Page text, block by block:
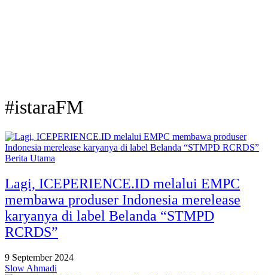
#istaraFM
Berita Utama
Lagi, ICEPERIENCE.ID melalui EMPC
membawa produser Indonesia merelease
karyanya di label Belanda “STMPD
RCRDS”
9 September 2024
Slow Ahmadi